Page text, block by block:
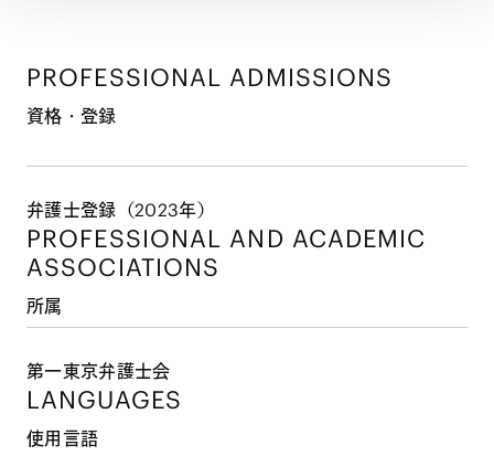
PROFESSIONAL ADMISSIONS
資格・登録
弁護士登録（2023年）
PROFESSIONAL AND ACADEMIC
ASSOCIATIONS
所属
第一東京弁護士会
LANGUAGES
使用言語